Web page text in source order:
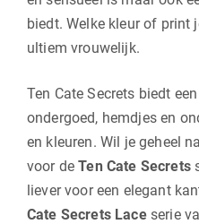
biedt. Welke kleur of print
ultiem vrouwelijk.
Ten Cate Secrets biedt
ondergoed, hemdjes en
en kleuren. Wil je geheel
voor deTen Cate Secrets
liever voor een elegant
Cate Secrets Laceserie